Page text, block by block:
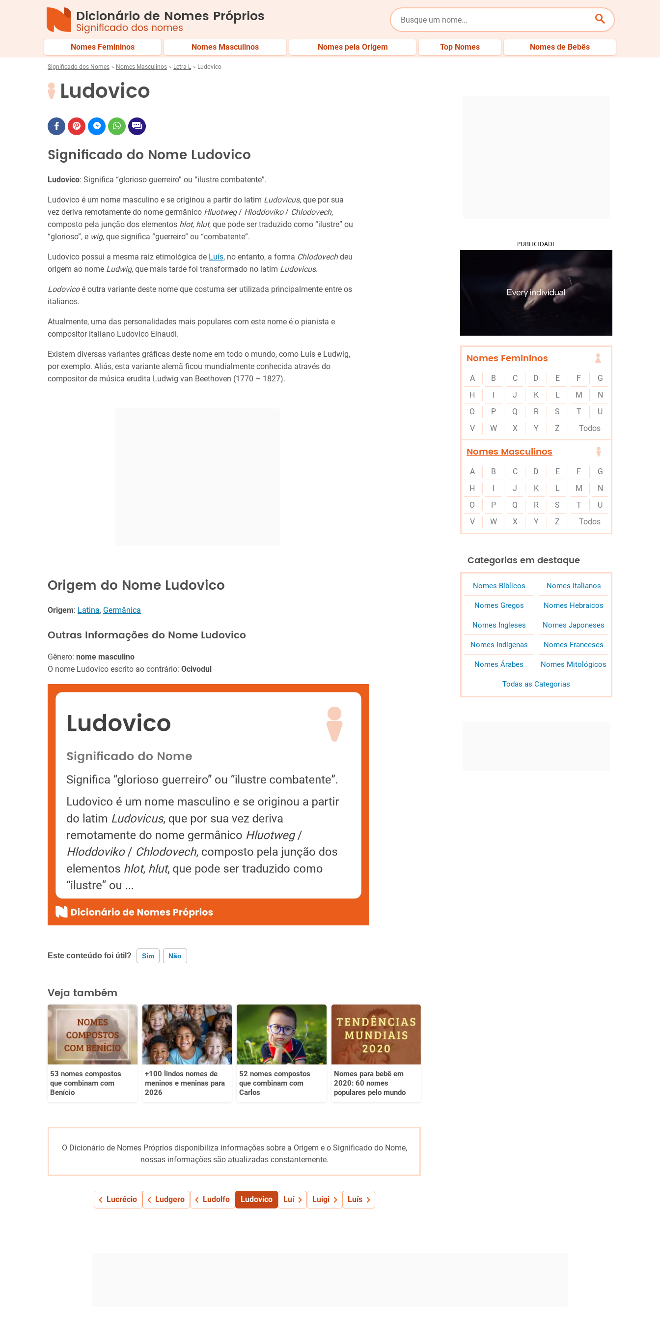
Dicionário de Nomes Próprios
Significado dos nomes
Nomes Femininos Nomes Masculinos Nomes pela Origem Top Nomes Nomes de Bebês
Significado dos Nomes Nomes Masculinos Letra L Ludovico
Ludovico
Significado do Nome Ludovico
Ludovico: Significa “glorioso guerreiro” ou “ilustre combatente”.
Ludovico é um nome masculino e se originou a partir do latim Ludovicus, que por sua
vez deriva remotamente do nome germânico Hluotweg/ Hloddoviko/ Chlodovech,
composto pela junção dos elementos hlot, hlut, que pode ser traduzido como “ilustre” ou
“glorioso”, e wig, que significa “guerreiro” ou “combatente”.
Ludovico possui a mesma raiz etimológica de Luís, no entanto, a forma Chlodovechdeu
origem ao nome Ludwig, que mais tarde foi transformado no latim Ludovicus.
Lodovicoé outra variante deste nome que costuma ser utilizada principalmente entre os
italianos.
Atualmente, uma das personalidades mais populares com este nome é o pianista e
compositor italiano Ludovico Einaudi.
Existem diversas variantes gráficas deste nome em todo o mundo, como Luís e Ludwig,
por exemplo. Aliás, esta variante alemã ficou mundialmente conhecida através do
compositor de música erudita Ludwig van Beethoven (1770 – 1827).
Origem do Nome Ludovico
Origem: Latina, Germânica
Outras Informações do Nome Ludovico
Gênero: nome masculino
O nome Ludovico escrito ao contrário: Ocivodul
Este conteúdo foi útil? Sim Não
Este conteúdo contém informação incorreta
Este conteúdo não tem a informação que procuro
Outro
Veja também
53 nomes compostos
que combinam com
Benício
+100 lindos nomes de
meninos e meninas para
2026
52 nomes compostos
que combinam com
Carlos
Nomes para bebê em
2020: 60 nomes
populares pelo mundo
O Dicionário de Nomes Próprios disponibiliza informações sobre a Origem e o Significado do Nome,
nossas informações são atualizadas constantemente.
Lucrécio Ludgero Ludolfo Ludovico Luí Luigi Luís
PUBLICIDADE
Nomes Femininos
A B C D E F
G
H
I J K L M
N
O
P Q R S T
U
V
W X Y Z Todos
Nomes Masculinos
A B C D E F
G
H
I J K L M
N
O
P Q R S T
U
V
W X Y Z Todos
Categorias em destaque
Nomes Bíblicos Nomes Italianos
Nomes Gregos Nomes Hebraicos
Nomes Ingleses Nomes Japoneses
Nomes Indígenas Nomes Franceses
Nomes Árabes Nomes Mitológicos
Todas as Categorias